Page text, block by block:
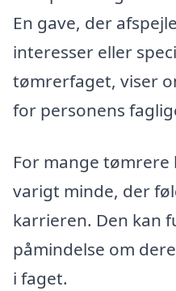
En gave, der
interesser eller
tømrerfaget, viser
for personens
For mange tømrere
varigt minde, der
karrieren. Den kan
påmindelse om
i faget.